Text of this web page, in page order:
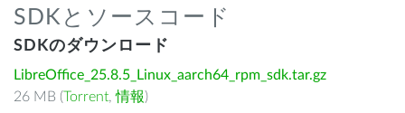
SDKとソースコード
SDKのダウンロード
LibreOffice_25.8.5_Linux_aarch64_rpm_sdk.tar.gz
26 MB (Torrent,情報)